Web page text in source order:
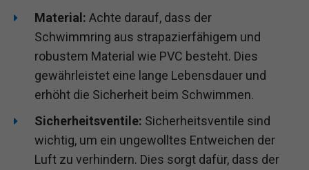
Material: Achte darauf, dass der
Schwimmring aus strapazierfähigem und
robustem Material wie PVC besteht. Dies
gewährleistet eine lange Lebensdauer und
erhöht die Sicherheit beim Schwimmen.
Sicherheitsventile: Sicherheitsventile sind
wichtig, um ein ungewolltes Entweichen der
Luft zu verhindern. Dies sorgt dafür, dass der